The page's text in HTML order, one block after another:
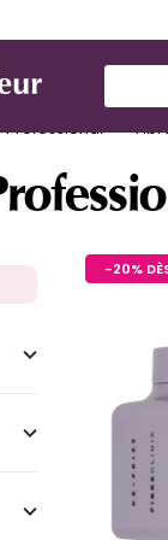
Professional
-20%